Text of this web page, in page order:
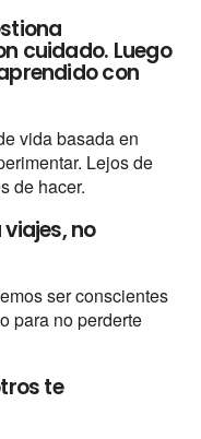
cuidado. Luego
con
vida basada en
Lejos de
de hacer.
no
ser conscientes
para no perderte
te